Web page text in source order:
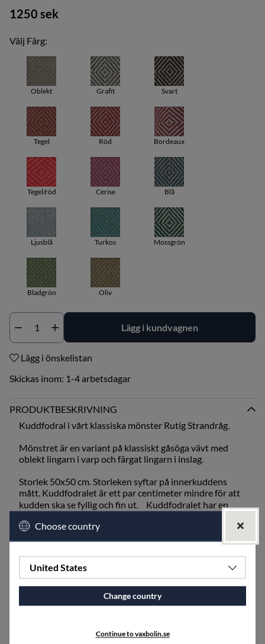
1250 sek
Välj Färg:
Oblekt Grafit Svart
Tegel Röd Bordeaux
Tegel/röd Cerise Blå
Ljusblå Turkos Mossgrön
Bladgrön Oliv
Antal Lägg i kundvagnen
Lägg i önskelistan
Skickas inom: 1-4 arbetsdagar
PRODUKTBESKRIVNING
Kuddfodral i vårt klassiska mönster Rutig Strandråg.
Mönstret är en variant på klassiskt gåsöga vävt med
oblekt lingarn i varp och färgat lingarn i inslag.
Storlek 50x50 cm. Storleken syftar på innerkuddens
mått. Kuddfodralet är ett par centimeter mindre för att
kudden ska se fyllig och fin ut. Kuddfodralet har en
Innerkudde ingår EJ i priset, utan köpes till separat om
så önskas.
Kuddar i mönstret Rutig Strandråg finns i
storlekarna 50x50cm och 40x70cm.
Rutig Strandråg finns även som duk, löpare,
bordstablett och metervara.
Choose country
United States
Change country
Continue to vaxbolin.se